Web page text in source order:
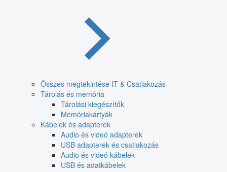
Összes megtekintése IT & Csatlakozás
Tárolás és memória
Tárolási kiegészítők
Memóriakártyák
Kábelek és adapterek
Audio és videó adapterek
USB adapterek és csatlakozás
Audio és videó kábelek
USB és adatkábelek